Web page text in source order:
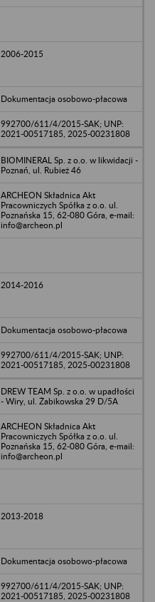
2006-2015
Dokumentacja osobowo-płacowa
992700/611/4/2015-SAK; UNP:
2021-00517185, 2025-00231808
BIOMINERAL Sp. z o.o. w likwidacji -
Poznań, ul. Rubież 46
ARCHEON Składnica Akt
Pracowniczych Spółka z o.o. ul.
Poznańska 15, 62-080 Góra, e-mail:
info@archeon.pl
2014-2016
Dokumentacja osobowo-płacowa
992700/611/4/2015-SAK; UNP:
2021-00517185, 2025-00231808
DREW TEAM Sp. z o.o. w upadłości
- Wiry, ul. Żabikowska 29 D/5A
ARCHEON Składnica Akt
Pracowniczych Spółka z o.o. ul.
Poznańska 15, 62-080 Góra, e-mail:
info@archeon.pl
2013-2018
Dokumentacja osobowo-płacowa
992700/611/4/2015-SAK; UNP:
2021-00517185, 2025-00231808